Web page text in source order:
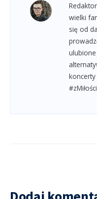
wielki
się od